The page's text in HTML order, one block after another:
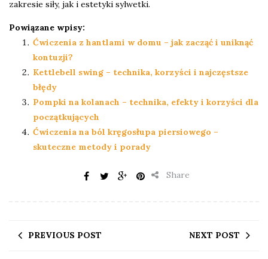
zakresie siły, jak i estetyki sylwetki.
Powiązane wpisy:
Ćwiczenia z hantlami w domu – jak zacząć i uniknąć
kontuzji?
Kettlebell swing – technika, korzyści i najczęstsze
błędy
Pompki na kolanach – technika, efekty i korzyści dla
początkujących
Ćwiczenia na ból kręgosłupa piersiowego –
skuteczne metody i porady
Share
PREVIOUS POST NEXT POST